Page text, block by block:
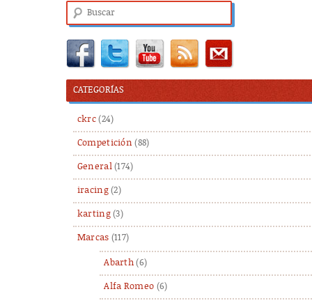
Buscar
CATEGORÍAS
ckrc(24)
Competición (88)
General(174)
iracing(2)
karting(3)
Marcas (117)
Abarth (6)
Alfa Romeo (6)